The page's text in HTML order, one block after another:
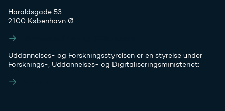
Haraldsgade 53
2100 København Ø
Uddannelses- og Forskningsstyrelsen er en styrelse under
Forsknings-, Uddannelses- og Digitaliseringsministeriet: